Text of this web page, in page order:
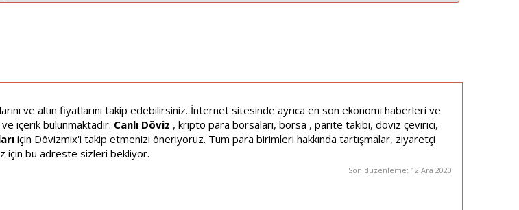
ve altın fiyatlarını takip edebilirsiniz. İnternet sitesinde ayrıca en son ekonomi haberleri ve
içerik bulunmaktadır. Canlı Döviz , kripto para borsaları, borsa , parite takibi, döviz çevirici,
için Dövizmix'i takip etmenizi öneriyoruz. Tüm para birimleri hakkında tartışmalar, ziyaretçi
için bu adreste sizleri bekliyor.
Son düzenleme: 12 Ara 2020